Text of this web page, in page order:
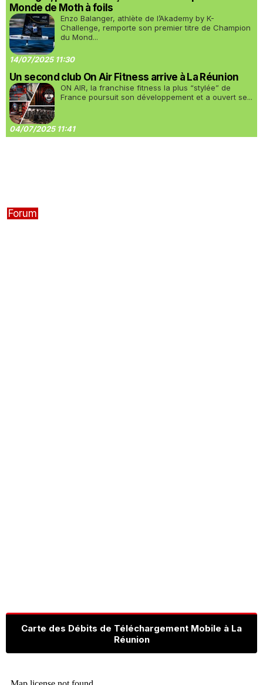
Monde de Moth à foils
Enzo Balanger, athlète de l’Akademy by K-
Challenge, remporte son premier titre de Champion
du Mond...
14/07/2025 11:30
Un second club On Air Fitness arrive à La Réunion
ON AIR, la franchise fitness la plus “stylée” de
France poursuit son développement et a ouvert se...
04/07/2025 11:41
Forum
Carte des Débits de Téléchargement Mobile à La
Réunion